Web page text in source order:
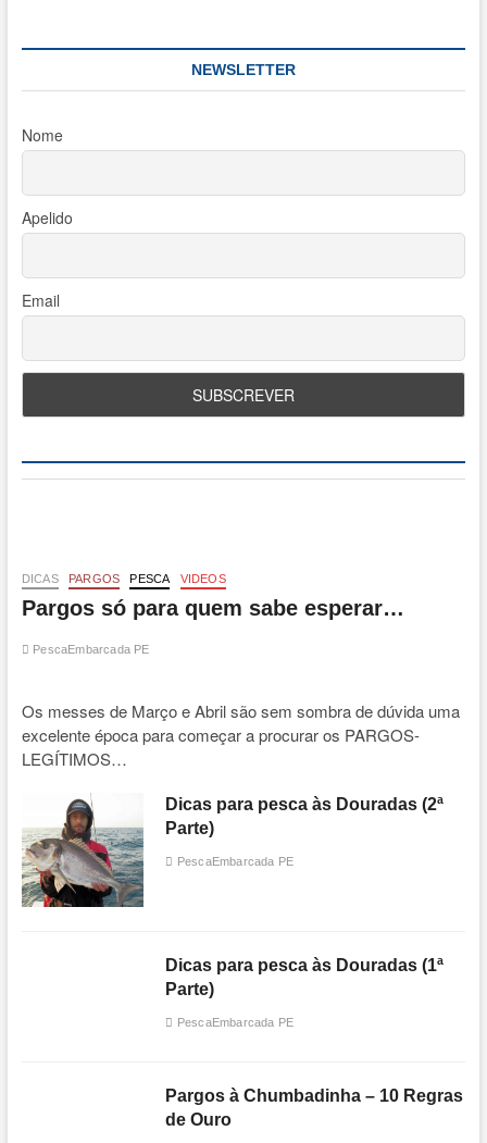
NEWSLETTER
Nome
Apelido
Email
DICAS PARGOS PESCA VIDEOS
Pargos só para quem sabe esperar…
PescaEmbarcada PE
Os messes de Março e Abril são sem sombra de dúvida uma
excelente época para começar a procurar os PARGOS-
LEGÍTIMOS…
Dicas para pesca às Douradas (2ª
Parte)
PescaEmbarcada PE
Dicas para pesca às Douradas (1ª
Parte)
PescaEmbarcada PE
Pargos à Chumbadinha – 10 Regras
de Ouro